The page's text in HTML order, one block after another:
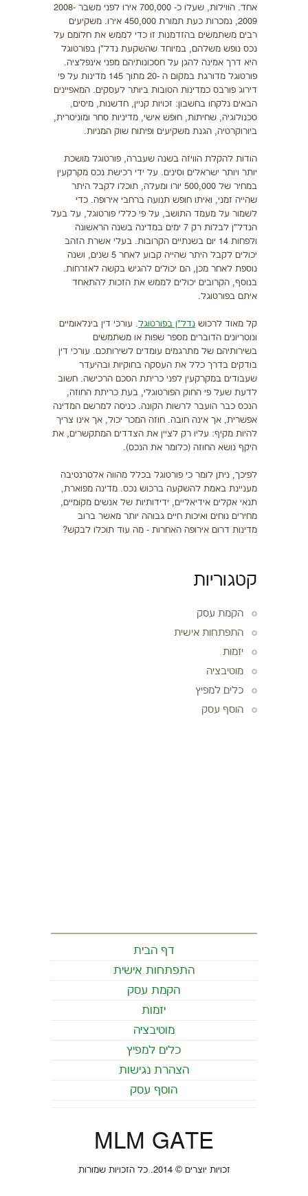
אחד. הווילות, שעלו כ- 700,000 אירו לפני משבר 2008-
2009, נמכרות כעת תמורת 450,000 אירו. משקיעים
רבים משתמשים בהזדמנות זו כדי לממש את חלומם על
נכס נופש משלהם, במיוחד שהשקעת נדל"ן בפורטוגל
היא דרך אמינה להגן על חסכונותיהם מפני אינפלציה.
פורטוגל מדורגת במקום ה -20 מתוך 145 מדינות על פי
דירוג פורבס כמדינות הטובות ביותר לעסקים. המאפיינים
הבאים נלקחו בחשבון: זכויות קניין, חדשנות, מיסים,
טכנולוגיה, שחיתות, חופש אישי, מדיניות סחר ומוניטרית,
ביורוקרטיה, הגנת משקיעים ופיתוח שוק המניות.
הודות להקלת הוויזה בשנה שעברה, פורטוגל מושכת
יותר ויותר ישראלים וסינים. על ידי רכישת נכס מקרקעין
במחיר של 500,000 יורו ומעלה, תוכלו לקבל היתר
שהייה זמני, ואיתו חופש תנועה ברחבי אירופה. כדי
לשמור על מעמד התושב, על פי כללי פורטוגל, על בעל
הנדל"ן לבלות רק 7 ימים במדינה בשנה הראשונה
ולפחות 14 יום בשנתיים הקרובות. בעלי אשרת הזהב
יכולים לקבל היתר שהייה קבוע לאחר 5 שנים, ושנה
נוספת לאחר מכן, הם יכולים להגיש בקשה לאזרחות.
בנוסף, הקרובים יכולים לממש את הזכות להתאחד
איתם בפורטוגל.
קל מאוד לרכוש נדל"ן בפורטוגל. עורכי דין בינלאומיים
ונוטריונים הדוברים מספר שפות או משתמשים
בשירותיהם של מתרגמים עומדים לשירותכם. עורכי דין
בודקים בדרך כלל את העסקה בחוקיות ובהיעדר
שעבודים במקרקעין לפני כריתת הסכם הרכישה. חשוב
לדעת שעל פי החוק הפורטוגלי, בעת כריתת החוזה,
הנכס כבר הועבר לרשות הקונה. כניסה למרשם המדינה
אפשרית, אך אינה חובה. חוזה המכר יכול, אך אינו צריך
להיות מקיף: עליו רק לציין את הצדדים המתקשרים, את
היקף נושא החוזה (כלומר את הנכס).
לפיכך, ניתן לומר כי פורטוגל בכלל מהווה אלטרנטיבה
מעניינת באמת להשקעה ברכוש נכס. מדינה מפוארת,
תנאי אקלים אידיאליים, ידידותיות של אנשים מקומיים,
מחירים נוחים ואיכות חיים גבוהה יותר מאשר ברוב
מדינות דרום אירופה האחרות - מה עוד תוכלו לבקש?
קטגוריות
הקמת עסק
התפתחות אישית
יזמות
מוטיבציה
כלים למפיץ
הוסף עסק
דף הבית
התפתחות אישית
הקמת עסק
יזמות
מוטיבציה
כלים למפיץ
הצהרת נגישות
הוסף עסק
MLM GATE
זכויות יוצרים © 2014. כל הזכויות שמורות